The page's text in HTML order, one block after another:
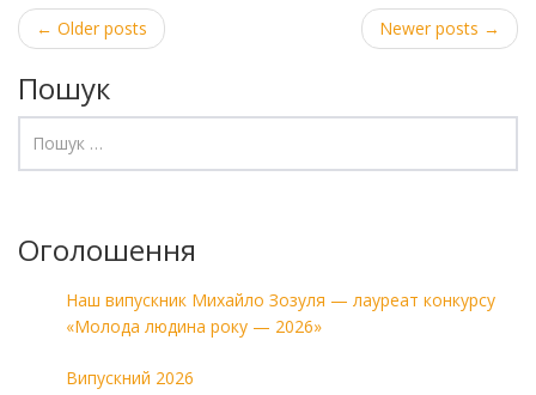
Post
navigation
← Older posts Newer posts →
Пошук
Оголошення
Наш випускник Михайло Зозуля — лауреат конкурсу
«Молода людина року — 2026»
Випускний 2026